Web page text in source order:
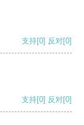
支持[0] 反对[0]
支持[0] 反对[0]